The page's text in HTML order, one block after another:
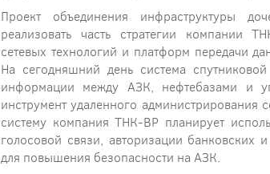
Проект объединения инфраструктуры
реализовать часть стратегии компании
сетевых технологий и платформ передачи
На сегодняшний день система
информации между АЗК, нефтебазами и
инструмент удаленного
систему компания ТНК-ВР планирует
голосовой связи, авторизации банковских
для повышения безопасности на АЗК.